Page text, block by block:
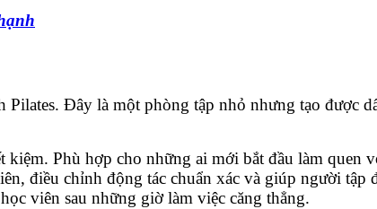
Pilates. Đây là một phòng tập nhỏ nhưng tạo được
Phù hợp cho những ai mới bắt đầu làm quen
điều chỉnh động tác chuẩn xác và giúp người
viên sau những giờ làm việc căng thẳng.